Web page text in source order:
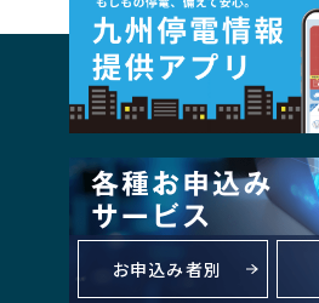
お申込み者別